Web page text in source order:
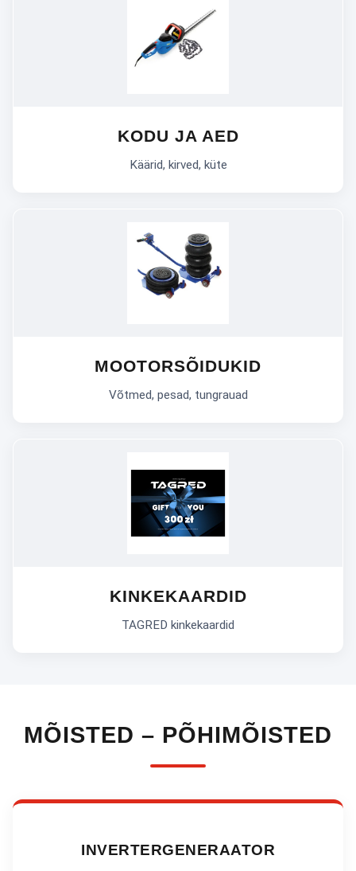
KODU JA AED
Käärid, kirved, küte
MOOTORSÕIDUKID
Võtmed, pesad, tungrauad
KINKEKAARDID
TAGRED kinkekaardid
MÕISTED – PÕHIMÕISTED
INVERTERGENERAATOR